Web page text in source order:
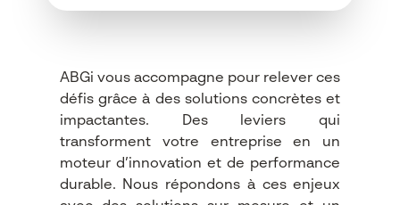
ABGi vous accompagne pour relever ces
défis grâce à des solutions concrètes et
impactantes. Des leviers qui
transforment votre entreprise en un
moteur d’innovation et de performance
durable. Nous répondons à ces enjeux